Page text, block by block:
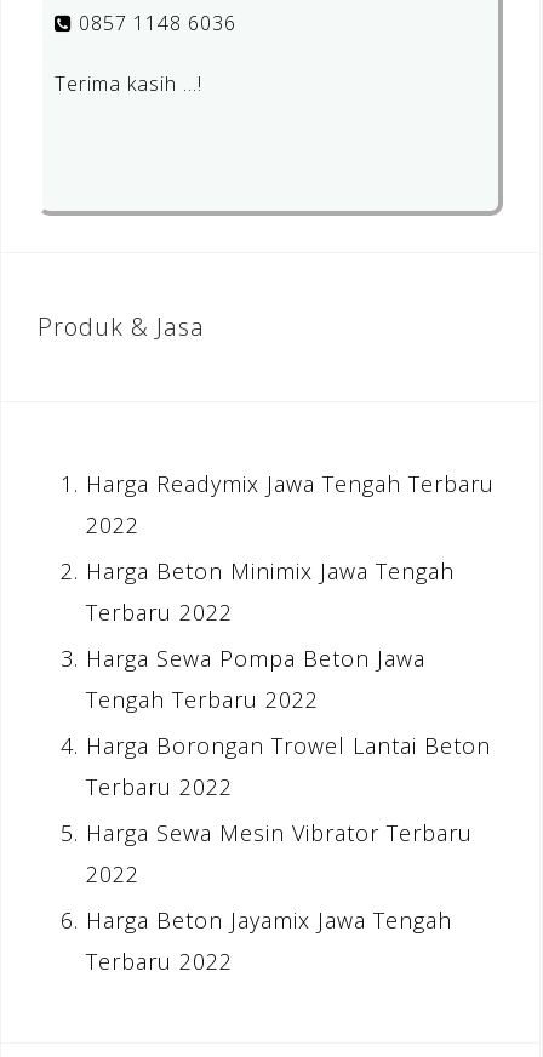
0857 1148 6036
Terima kasih …!
Produk & Jasa
Harga Readymix Jawa Tengah Terbaru
2022
Harga Beton Minimix Jawa Tengah
Terbaru 2022
Harga Sewa Pompa Beton Jawa
Tengah Terbaru 2022
Harga Borongan Trowel Lantai Beton
Terbaru 2022
Harga Sewa Mesin Vibrator Terbaru
2022
Harga Beton Jayamix Jawa Tengah
Terbaru 2022